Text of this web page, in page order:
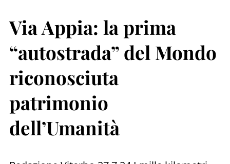
Via Appia: la prima
“autostrada” del Mondo
riconosciuta
patrimonio
dell’Umanità